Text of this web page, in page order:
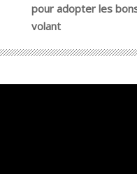
pour adopter les
volant